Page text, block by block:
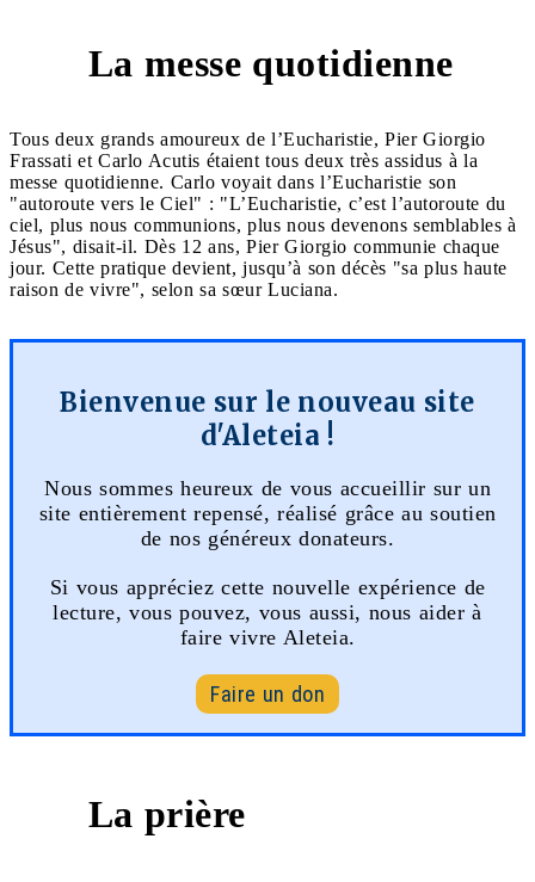
La messe quotidienne
Tous deux grands amoureux de l’Eucharistie, Pier Giorgio
Frassati et Carlo Acutis étaient tous deux très assidus à la
messe quotidienne. Carlo voyait dans l’Eucharistie son
"autoroute vers le Ciel" : "L’Eucharistie, c’est l’autoroute du
ciel, plus nous communions, plus nous devenons semblables à
Jésus", disait-il. Dès 12 ans, Pier Giorgio communie chaque
jour. Cette pratique devient, jusqu’à son décès "sa plus haute
raison de vivre", selon sa sœur Luciana.
Bienvenue sur le nouveau site
d'Aleteia !
Nous sommes heureux de vous accueillir sur un
site entièrement repensé, réalisé grâce au soutien
de nos généreux donateurs.
Si vous appréciez cette nouvelle expérience de
lecture, vous pouvez, vous aussi, nous aider à
faire vivre Aleteia.
Faire un don
La prière